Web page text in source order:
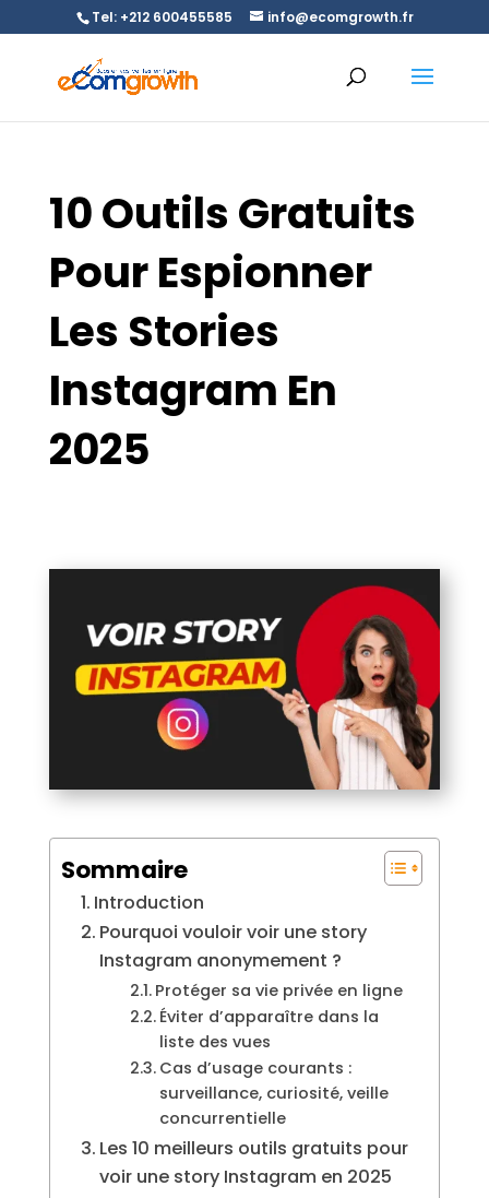
Tel: +212 600455585 info@ecomgrowth.fr
10 Outils Gratuits
Pour Espionner
Les Stories
Instagram En
2025
Sommaire
Introduction
Pourquoi vouloir voir une story
Instagram anonymement ?
Protéger sa vie privée en ligne
Éviter d’apparaître dans la
liste des vues
Cas d’usage courants :
surveillance, curiosité, veille
concurrentielle
Les 10 meilleurs outils gratuits pour
voir une story Instagram en 2025